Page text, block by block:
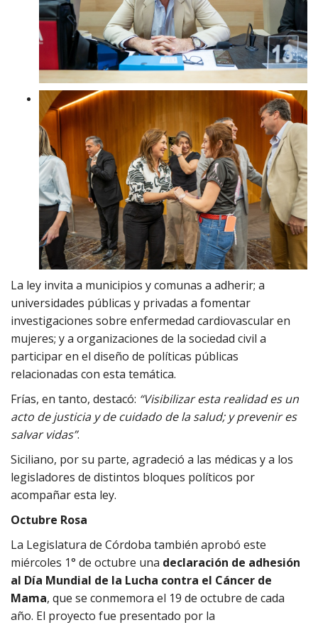
La ley invita a municipios y comunas a adherir; a
universidades públicas y privadas a fomentar
investigaciones sobre enfermedad cardiovascular en
mujeres; y a organizaciones de la sociedad civil a
participar en el diseño de políticas públicas
relacionadas con esta temática.
Frías, en tanto, destacó: “Visibilizar esta realidad es un
acto de justicia y de cuidado de la salud; y prevenir es
salvar vidas”.
Siciliano, por su parte, agradeció a las médicas y a los
legisladores de distintos bloques políticos por
acompañar esta ley.
Octubre Rosa
La Legislatura de Córdoba también aprobó este
miércoles 1° de octubre una declaración de adhesión
al Día Mundial de la Lucha contra el Cáncer de
Mama, que se conmemora el 19 de octubre de cada
año. El proyecto fue presentado por la